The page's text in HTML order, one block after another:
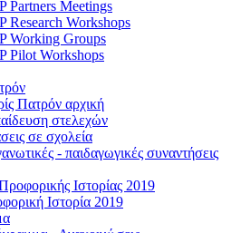
Partners Meetings
Research Workshops
Working Groups
Pilot Workshops
Πατρόν αρχική
στελεχών
σε σχολεία
- παιδαγωγικές συναντήσεις
Ιστορίας 2019
Ιστορία 2019